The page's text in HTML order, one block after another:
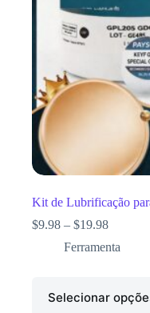
Kit de Lubrificação
$9.98 – $19.98
Ferramenta
Selecionar